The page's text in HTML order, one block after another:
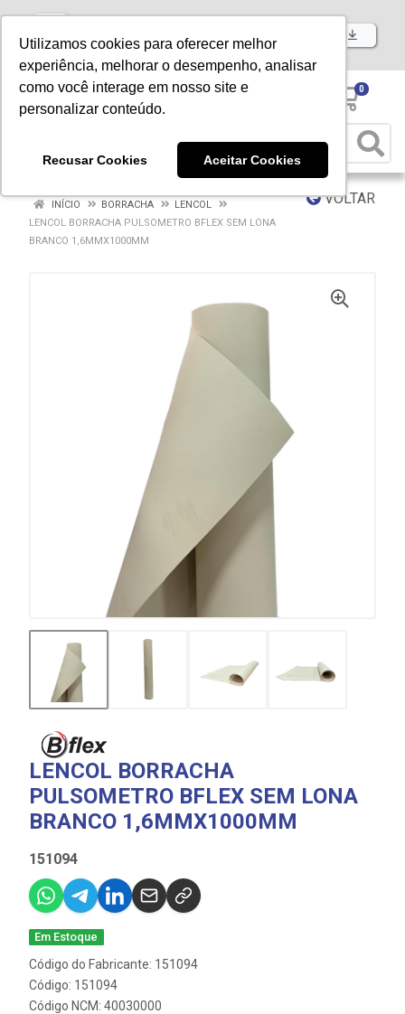
Utilizamos cookies para oferecer melhor
experiência, melhorar o desempenho, analisar
como você interage em nosso site e
personalizar conteúdo.
Recusar Cookies Aceitar Cookies
Baixe já nosso APP
0
VOLTAR
INÍCIO BORRACHA
LENCOL
LENCOL BORRACHA PULSOMETRO BFLEX SEM LONA
BRANCO 1,6MMX1000MM
LENCOL BORRACHA
PULSOMETRO BFLEX SEM LONA
BRANCO 1,6MMX1000MM
151094
Em Estoque
Código do Fabricante: 151094
Código: 151094
Código NCM: 40030000